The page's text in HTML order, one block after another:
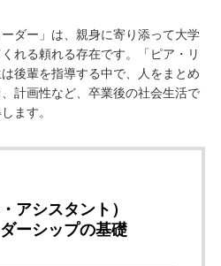
ダー」は、親身に寄り添って大学
れる頼れる存在です。「ピア・リ
後輩を指導する中で、人をまとめ
計画性など、卒業後の社会生活で
ます。
アシスタント）
ーシップの基礎